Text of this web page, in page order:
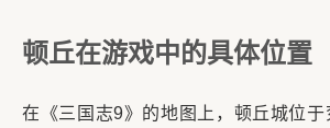
顿丘在游戏中的具体位置
在《三国志9》的地图上，顿丘城位